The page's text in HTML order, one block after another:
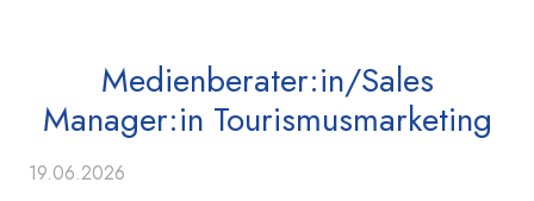
Medienberater:in/Sales
Manager:in Tourismusmarketing
19.06.2026